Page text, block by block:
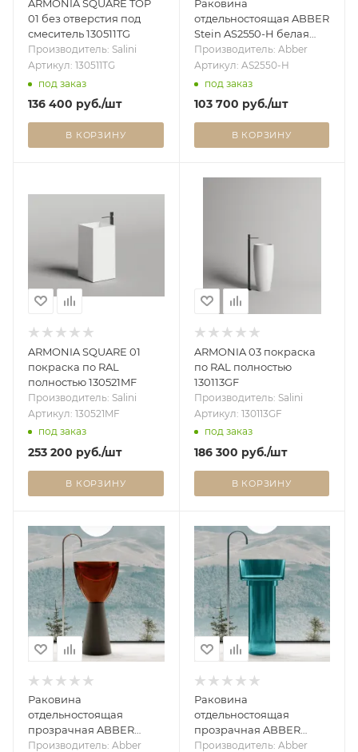
ARMONIA SQUARE TOP
01 без отверстия под
смеситель 130511TG
Производитель: Salini
Артикул: 130511TG
под заказ
136 400 руб./шт
В КОРЗИНУ
Раковина
отдельностоящая ABBER
Stein AS2550-H белая
матовая
Производитель: Abber
Артикул: AS2550-H
под заказ
103 700 руб./шт
В КОРЗИНУ
ARMONIA SQUARE 01
покраска по RAL
полностью 130521MF
Производитель: Salini
Артикул: 130521MF
под заказ
253 200 руб./шт
В КОРЗИНУ
ARMONIA 03 покраска
по RAL полностью
130113GF
Производитель: Salini
Артикул: 130113GF
под заказ
186 300 руб./шт
В КОРЗИНУ
Раковина
отдельностоящая
прозрачная ABBER
Kristall AT2703Black-Opal
Производитель: Abber
Раковина
отдельностоящая
прозрачная ABBER
Kristall
Производитель: Abber